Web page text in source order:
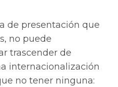
de presentación que
no puede
trascender de
internacionalización
no tener ninguna: